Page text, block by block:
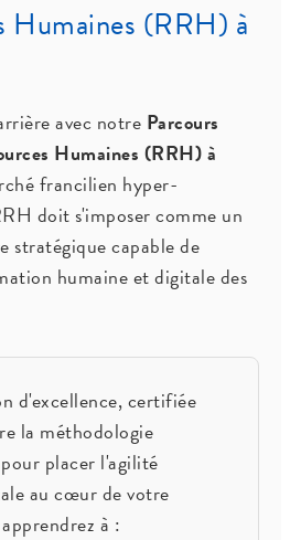
Humaines (RRH) à
avec notre Parcours
Humaines (RRH) à
francilien hyper-
doit s'imposer comme un
stratégique capable de
humaine et digitale des
d'excellence, certifiée
la méthodologie
pour placer l'agilité
au cœur de votre
à :